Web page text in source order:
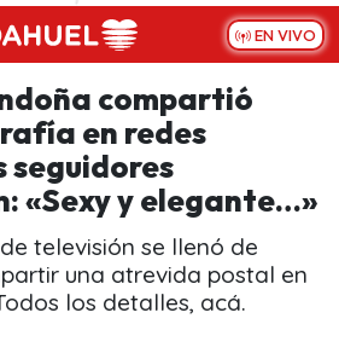
EN VIVO
compartió
en redes
seguidores
«Sexy y elegante…»
televisión se llenó de
una atrevida postal en
los detalles, acá.